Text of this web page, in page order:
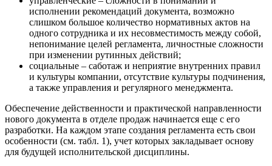
исполнении рекомендаций документа, возможно
слишком большое количество нормативных актов на
одного сотрудника и их несовместимость между собой,
непонимание целей регламента, личностные сложности
при изменении рутинных действий;
социальные – саботаж и неприятие внутренних правил
и культуры компании, отсутствие культуры подчинения,
а также управления и регулярного менеджмента.
Обеспечение действенности и практической направленности
нового документа в отделе продаж начинается еще с его
разработки. На каждом этапе создания регламента есть свои
особенности (см. табл. 1), учет которых закладывает основу
для будущей исполнительской дисциплины.